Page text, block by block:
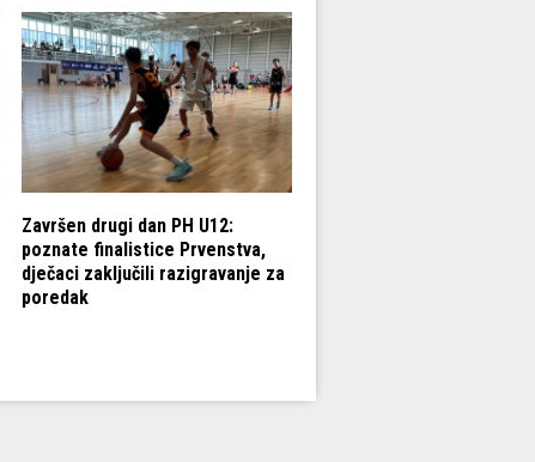
Završen drugi dan PH U12:
poznate finalistice Prvenstva,
dječaci zaključili razigravanje za
poredak